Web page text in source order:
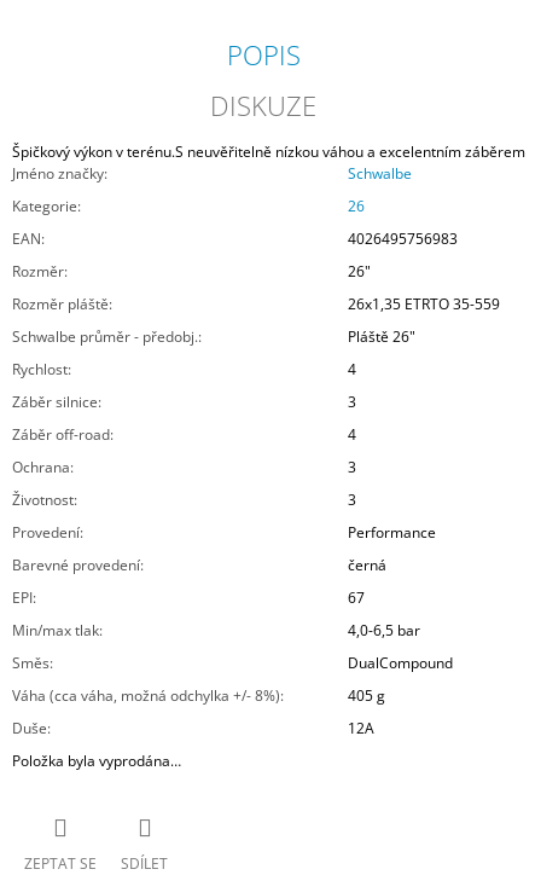
POPIS
DISKUZE
Špičkový výkon v terénu.S neuvěřitelně nízkou váhou a excelentním záběrem
Jméno značky:
Schwalbe
Kategorie:
26
EAN:
4026495756983
Rozměr:
26"
Rozměr pláště:
26x1,35 ETRTO 35-559
Schwalbe průměr - předobj.:
Pláště 26"
Rychlost:
4
Záběr silnice:
3
Záběr off-road:
4
Ochrana:
3
Životnost:
3
Provedení:
Performance
Barevné provedení:
černá
EPI:
67
Min/max tlak:
4,0-6,5 bar
Směs:
DualCompound
Váha (cca váha, možná odchylka +/- 8%):
405 g
Duše:
12A
Položka byla vyprodána…
ZEPTAT SE SDÍLET